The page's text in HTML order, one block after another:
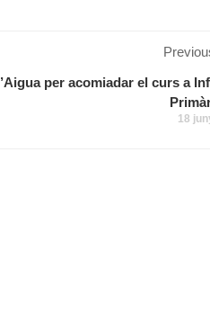
per acomiadar el curs a
18